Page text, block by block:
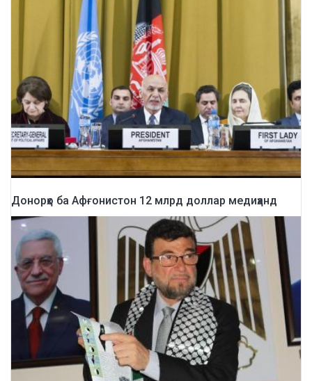
Донорҳо ба Афғонистон 12 млрд доллар медиҳанд